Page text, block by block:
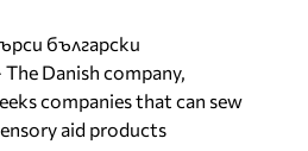
български
Danish company,
companies that can sew
aid products